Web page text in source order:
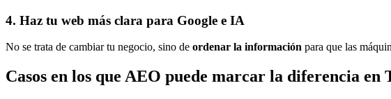
4. Haz tu web más clara para Google e IA
No se trata de cambiar tu negocio, sino de ordenar la información para que las
Casos en los que AEO puede marcar la diferencia en